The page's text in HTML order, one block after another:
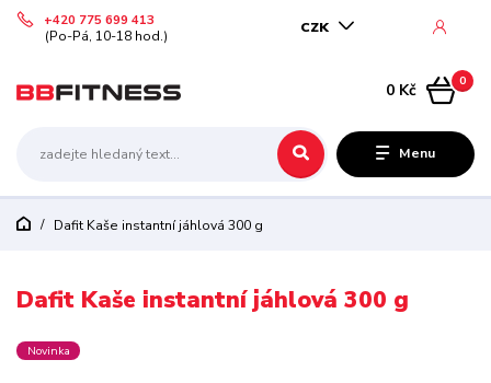
Menu
CZK
+420 775 699 413
(Po-Pá, 10-18 hod.)
0
0 Kč
Dafit Kaše instantní jáhlová 300 g
Dafit Kaše instantní jáhlová 300 g
Novinka